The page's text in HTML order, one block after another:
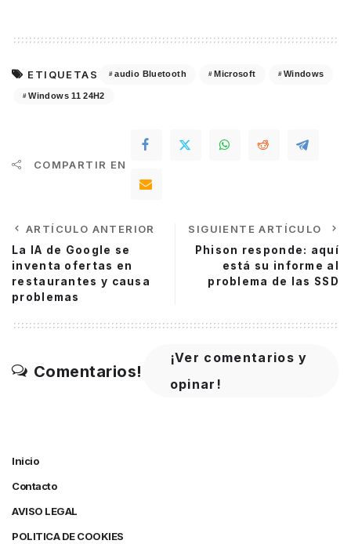
ETIQUETAS audio Bluetooth Microsoft Windows
Windows 11 24H2
COMPARTIR EN
ARTÍCULO ANTERIOR
La IA de Google se
inventa ofertas en
restaurantes y causa
problemas
SIGUIENTE ARTÍCULO
Phison responde: aquí
está su informe al
problema de las SSD
Comentarios!
¡Ver comentarios y
opinar!
Inicio
Contacto
AVISO LEGAL
POLITICA DE COOKIES